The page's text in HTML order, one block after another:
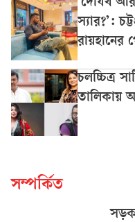
‘দোযখ আর
স্যার?’:
রায়হানের
চলচ্চিত্র
তালিকায়
সম্পর্কিত
সড়ক